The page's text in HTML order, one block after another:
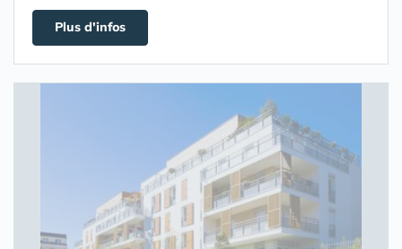
Plus d'infos